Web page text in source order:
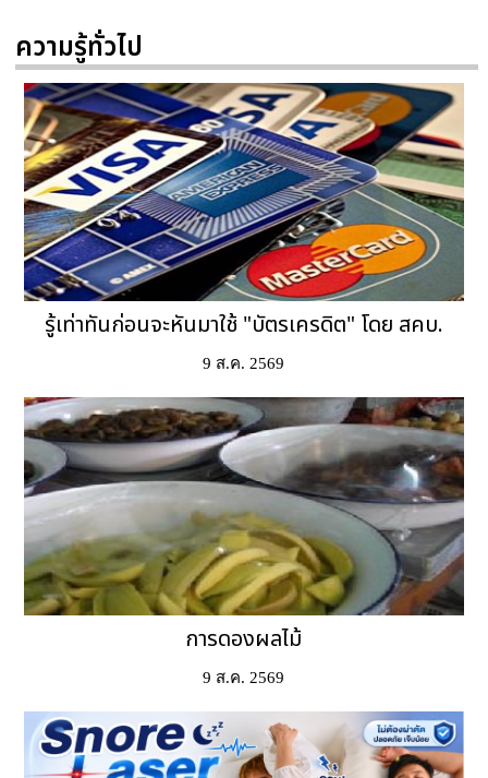
ความรู้ทั่วไป
รู้เท่าทันก่อนจะหันมาใช้ "บัตรเครดิต" โดย สคบ.
9 ส.ค. 2569
การดองผลไม้
9 ส.ค. 2569